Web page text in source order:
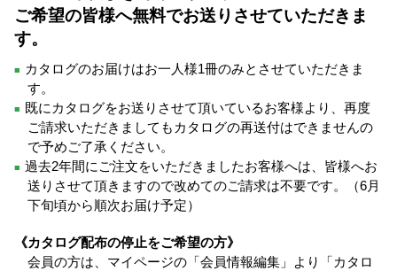
ご希望の皆様へ無料でお送りさせていただきま
す。
■
カタログのお届けはお一人様1冊のみとさせていただきま
す。
■ 既にカタログをお送りさせて頂いているお客様より、再度
ご請求いただきましてもカタログの再送付はできませんの
で予めご了承ください。
■ 過去2年間にご注文をいただきましたお客様へは、皆様へお
送りさせて頂きますので改めてのご請求は不要です。（6月
下旬頃から順次お届け予定）
《カタログ配布の停止をご希望の方》
会員の方は、マイページの「会員情報編集」より「カタロ